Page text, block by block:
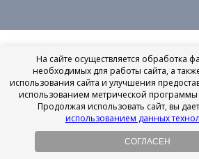
На сайте осуществляется обработка
необходимых для работы сайта, а
использования сайта и улучшения
использованием метрической программы
Продолжая использовать сайт, вы
использованием данных
СОГЛАСЕН